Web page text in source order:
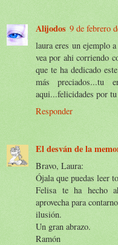
Alijodos 9 de febrero
laura eres un ejemplo
vea por ahi corriendo
que te ha dedicado
más
aqui...felicidades por
Responder
El desván de la
Bravo, Laura:
Ójala que puedas leer
Felisa te ha hecho
aprovecha para
ilusión.
Un gran abrazo.
Ramón